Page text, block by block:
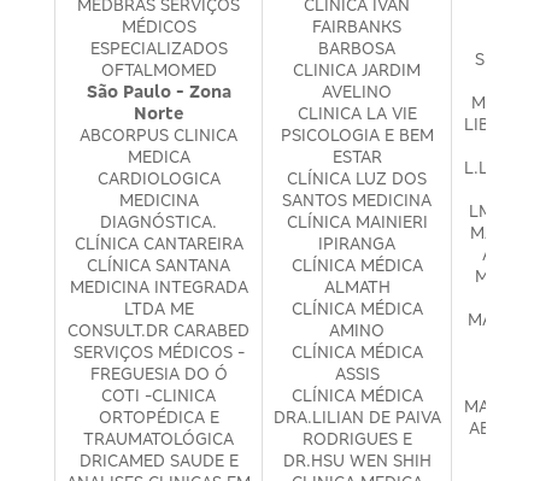
MEDBRAS SERVIÇOS
MÉDICOS
ESPECIALIZADOS
OFTALMOMED
São Paulo - Zona
Norte
ABCORPUS CLINICA
MEDICA
CARDIOLOGICA
MEDICINA
DIAGNÓSTICA.
CLÍNICA CANTAREIRA
CLÍNICA SANTANA
MEDICINA INTEGRADA
LTDA ME
CONSULT.DR CARABED
SERVIÇOS MÉDICOS -
FREGUESIA DO Ó
COTI -CLINICA
ORTOPÉDICA E
TRAUMATOLÓGICA
DRICAMED SAUDE E
CLÍNICA IVAN
FAIRBANKS
BARBOSA
CLINICA JARDIM
AVELINO
CLINICA LA VIE
PSICOLOGIA E BEM
ESTAR
CLÍNICA LUZ DOS
SANTOS MEDICINA
CLÍNICA MAINIERI
IPIRANGA
CLÍNICA MÉDICA
ALMATH
CLÍNICA MÉDICA
AMINO
CLÍNICA MÉDICA
ASSIS
CLÍNICA MÉDICA
DRA.LILIAN DE PAIVA
RODRIGUES E
DR.HSU WEN SHIH
LIBACOR
L.L
MARIA
ABREU